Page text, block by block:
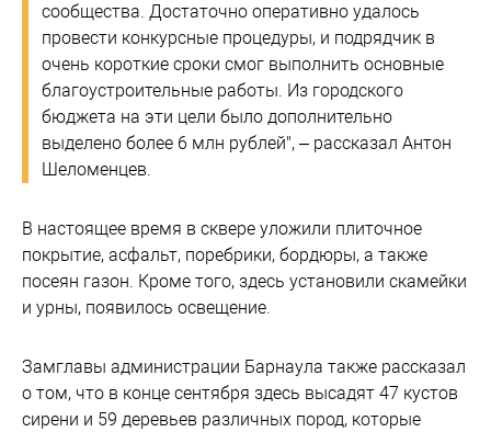
сообщества. Достаточно оперативно удалось
провести конкурсные процедуры, и подрядчик в
очень короткие сроки смог выполнить основные
благоустроительные работы. Из городского
бюджета на эти цели было дополнительно
выделено более 6 млн рублей", – рассказал Антон
Шеломенцев.
В настоящее время в сквере уложили плиточное
покрытие, асфальт, поребрики, бордюры, а также
посеян газон. Кроме того, здесь установили скамейки
и урны, появилось освещение.
Замглавы администрации Барнаула также рассказал
о том, что в конце сентября здесь высадят 47 кустов
сирени и 59 деревьев различных пород, которые